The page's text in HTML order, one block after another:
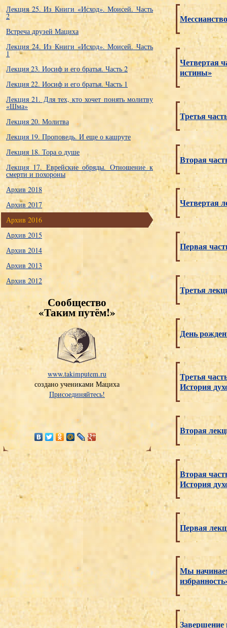
Лекция 25. Из Книги «Исход». Моисей. Часть
2
Встреча друзей Мациха
Лекция 24. Из Книги «Исход». Моисей. Часть
1
Лекция 23. Иосиф и его братья. Часть 2
Лекция 22. Иосиф и его братья. Часть 1
Лекция 21. Для тех, кто хочет понять молитву
«Шма»
Лекция 20. Молитва
Лекция 19. Проповедь. И еще о кашруте
Лекция 18. Тора о душе
Лекция 17. Еврейские обряды. Отношение к
смерти и похороны
Архив 2018
Архив 2017
Архив 2016
Архив 2015
Архив 2014
Архив 2013
Архив 2012
Сообщество
«Таким путём!»
www.takimputem.ru
создано учениками Мациха
Присоединяйтесь!
Четвертая
истины»
Третья
Вторая
Четвертая
Первая
Третья
День
Третья
История
Вторая
Вторая
История
Первая
Мы
Завершение